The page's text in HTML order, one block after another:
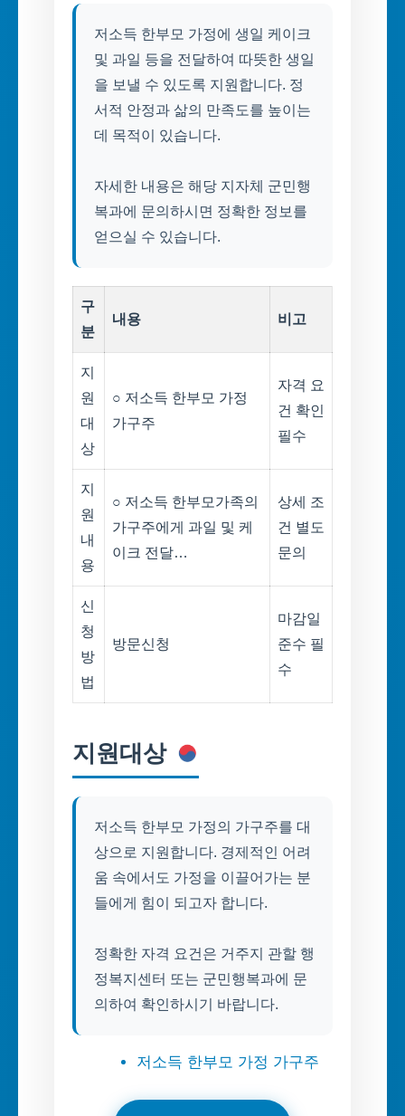
저소득 한부모 가정에 생일 케이크
및 과일 등을 전달하여 따뜻한 생일
을 보낼 수 있도록 지원합니다. 정
서적 안정과 삶의 만족도를 높이는
데 목적이 있습니다.
자세한 내용은 해당 지자체 군민행
복과에 문의하시면 정확한 정보를
얻으실 수 있습니다.
구
분
내용 비고
지
원
대
상
○ 저소득 한부모 가정
가구주
자격 요
건 확인
필수
지
원
내
용
○ 저소득 한부모가족의
가구주에게 과일 및 케
이크 전달…
상세 조
건 별도
문의
신
청
방
법
방문신청
마감일
준수 필
수
지원대상
저소득 한부모 가정의 가구주를 대
상으로 지원합니다. 경제적인 어려
움 속에서도 가정을 이끌어가는 분
들에게 힘이 되고자 합니다.
정확한 자격 요건은 거주지 관할 행
정복지센터 또는 군민행복과에 문
의하여 확인하시기 바랍니다.
저소득 한부모 가정 가구주